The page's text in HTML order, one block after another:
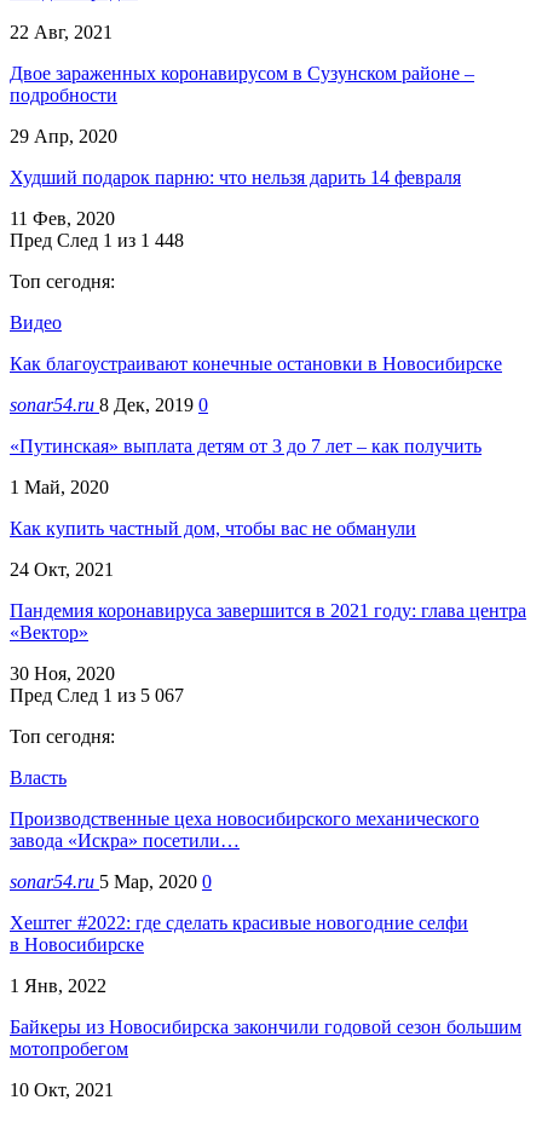
22 Авг, 2021
Двое зараженных коронавирусом в Сузунском районе –
подробности
29 Апр, 2020
Худший подарок парню: что нельзя дарить 14 февраля
11 Фев, 2020
Пред След 1 из 1 448
Топ сегодня:
Видео
Как благоустраивают конечные остановки в Новосибирске
sonar54.ru 8 Дек, 2019 0
«Путинская» выплата детям от 3 до 7 лет – как получить
1 Май, 2020
Как купить частный дом, чтобы вас не обманули
24 Окт, 2021
Пандемия коронавируса завершится в 2021 году: глава центра
«Вектор»
30 Ноя, 2020
Пред След 1 из 5 067
Топ сегодня:
Власть
Производственные цеха новосибирского механического
завода «Искра» посетили…
sonar54.ru 5 Мар, 2020 0
Хештег #2022: где сделать красивые новогодние селфи
в Новосибирске
1 Янв, 2022
Байкеры из Новосибирска закончили годовой сезон большим
мотопробегом
10 Окт, 2021